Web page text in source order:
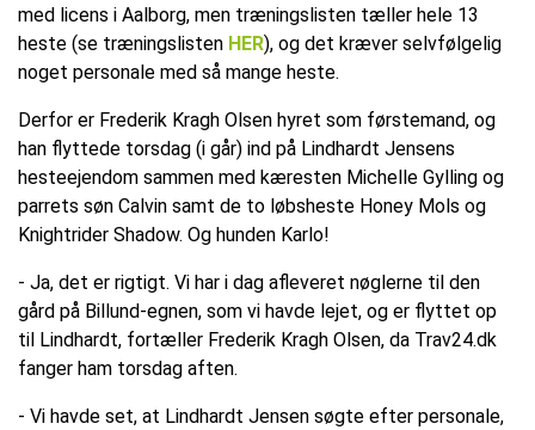
med licens i Aalborg, men træningslisten tæller hele 13
heste (se træningslisten HER), og det kræver selvfølgelig
noget personale med så mange heste.
Derfor er Frederik Kragh Olsen hyret som førstemand, og
han flyttede torsdag (i går) ind på Lindhardt Jensens
hesteejendom sammen med kæresten Michelle Gylling og
parrets søn Calvin samt de to løbsheste Honey Mols og
Knightrider Shadow. Og hunden Karlo!
- Ja, det er rigtigt. Vi har i dag afleveret nøglerne til den
gård på Billund-egnen, som vi havde lejet, og er flyttet op
til Lindhardt, fortæller Frederik Kragh Olsen, da Trav24.dk
fanger ham torsdag aften.
- Vi havde set, at Lindhardt Jensen søgte efter personale,